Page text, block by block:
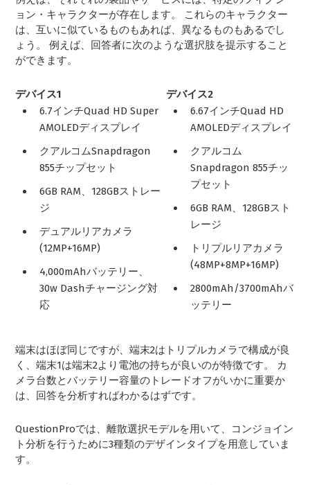
ョン・キャラクターが存在します。 これらのキャラクター
は、互いに似ているものもあれば、異なるものもあるでし
ょう。 例えば、回答者に次のような選択肢を提示すること
ができます。
デバイス1
6.7インチQuad HD Super
AMOLEDディスプレイ
クアルコムSnapdragon
855チップセット
6GB RAM、128GBストレー
ジ
デュアルリアカメラ
(12MP+16MP)
4,000mAhバッテリー、
30w Dashチャージング対
応
デバイス2
6.67インチQuad HD
AMOLEDディスプレイ
クアルコム
Snapdragon 855チッ
プセット
6GB RAM、128GBスト
レージ
トリプルリアカメラ
(48MP+8MP+16MP)
2800mAh/3700mAhバ
ッテリー
端末はほぼ同じですが、端末2はトリプルカメラで構成が良
く、端末1は端末2より電池の持ちが良いのが特徴です。 カ
メラ台数とバッテリー容量のトレードオフがいかに重要か
は、回答を分析すればわかるはずです。
QuestionProでは、離散選択モデルを用いて、コンジョイン
ト分析を行うために3種類のデザインタイプを用意していま
す。